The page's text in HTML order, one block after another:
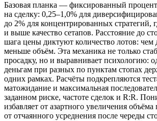
Базовая планка — фиксированный процент
на сделку: 0,25–1,0% для
до 2% для концентрированных стратегий,
и выше качество сетапов. Расстояние до
шага цены диктуют количество лотов: чем
меньше объём. Эта механика не только
просадку, но и выравнивает психологию:
деньгам при разных по пунктам стопах
одних рамках. Расчёты подкрепляются
матожидание и максимальная
заданном риске, частоте сделок и R:R.
избавляет от азартного увеличения объёма
от отчаянного усреднения после череды